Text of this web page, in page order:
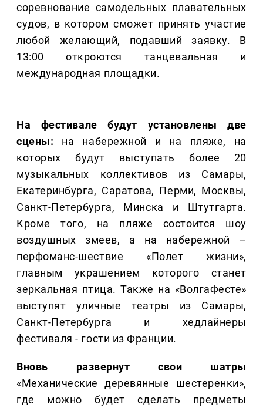
соревнование самодельных плавательных
судов, в котором сможет принять участие
любой желающий, подавший заявку. В
13:00 откроются танцевальная и
международная площадки.
На фестивале будут установлены две
сцены: на набережной и на пляже, на
которых будут выступать более 20
музыкальных коллективов из Самары,
Екатеринбурга, Саратова, Перми, Москвы,
Санкт-Петербурга, Минска и Штутгарта.
Кроме того, на пляже состоится шоу
воздушных змеев, а на набережной –
перфоманс-шествие «Полет жизни»,
главным украшением которого станет
зеркальная птица. Также на «ВолгаФесте»
выступят уличные театры из Самары,
Санкт-Петербурга и хедлайнеры
фестиваля - гости из Франции.
Вновь развернут свои шатры
«Механические деревянные шестеренки»,
где можно будет сделать предметы